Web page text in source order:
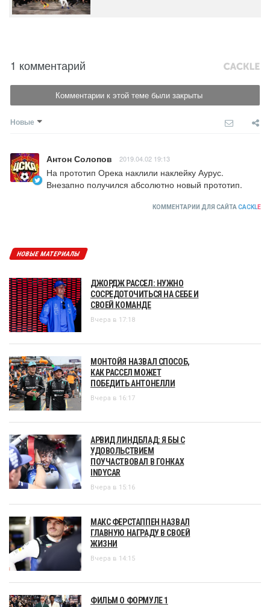
1 комментарий
Комментарии к этой теме были закрыты
Новые
Антон Солопов 2019.04.02 19:13
На прототип Орека наклили наклейку Аурус.
Внезапно получился абсолютно новый прототип.
КОММЕНТАРИИ ДЛЯ САЙТА CACKLE
НОВЫЕ МАТЕРИАЛЫ
ДЖОРДЖ РАССЕЛ: НУЖНО
СОСРЕДОТОЧИТЬСЯ НА СЕБЕ И
СВОЕЙ КОМАНДЕ
Вчера в 17:18
МОНТОЙЯ НАЗВАЛ СПОСОБ,
КАК РАССЕЛ МОЖЕТ
ПОБЕДИТЬ АНТОНЕЛЛИ
Вчера в 16:17
АРВИД ЛИНДБЛАД: Я БЫ С
УДОВОЛЬСТВИЕМ
ПОУЧАСТВОВАЛ В ГОНКАХ
INDYCAR
Вчера в 15:16
МАКС ФЕРСТАППЕН НАЗВАЛ
ГЛАВНУЮ НАГРАДУ В СВОЕЙ
ЖИЗНИ
Вчера в 14:15
ФИЛЬМ О ФОРМУЛЕ 1